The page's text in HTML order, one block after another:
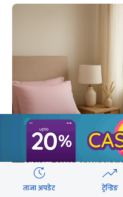
तकिया सफा नगर्दा कस्ता
स्वास्थ्य समस्या देखिन्छन्
ताजा अपडेट ट्रेन्डिङ